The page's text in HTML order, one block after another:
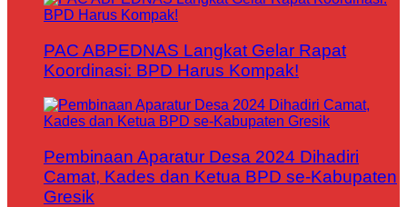
PAC ABPEDNAS Langkat Gelar Rapat
Koordinasi: BPD Harus Kompak!
Pembinaan Aparatur Desa 2024 Dihadiri
Camat, Kades dan Ketua BPD se-Kabupaten
Gresik